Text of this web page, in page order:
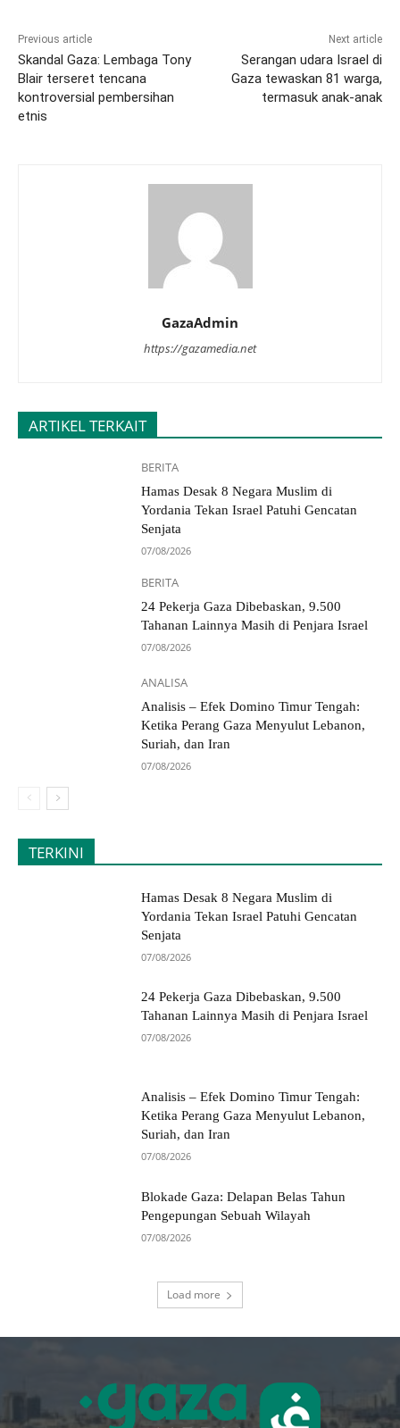
Previous article
Skandal Gaza: Lembaga Tony
Blair terseret tencana
kontroversial pembersihan
etnis
Next article
Serangan udara Israel di
Gaza tewaskan 81 warga,
termasuk anak-anak
GazaAdmin
https://gazamedia.net
ARTIKEL TERKAIT
BERITA
Hamas Desak 8 Negara Muslim di
Yordania Tekan Israel Patuhi Gencatan
Senjata
07/08/2026
BERITA
24 Pekerja Gaza Dibebaskan, 9.500
Tahanan Lainnya Masih di Penjara Israel
07/08/2026
ANALISA
Analisis – Efek Domino Timur Tengah:
Ketika Perang Gaza Menyulut Lebanon,
Suriah, dan Iran
07/08/2026
TERKINI
Hamas Desak 8 Negara Muslim di
Yordania Tekan Israel Patuhi Gencatan
Senjata
07/08/2026
24 Pekerja Gaza Dibebaskan, 9.500
Tahanan Lainnya Masih di Penjara Israel
07/08/2026
Analisis – Efek Domino Timur Tengah:
Ketika Perang Gaza Menyulut Lebanon,
Suriah, dan Iran
07/08/2026
Blokade Gaza: Delapan Belas Tahun
Pengepungan Sebuah Wilayah
07/08/2026
Load more